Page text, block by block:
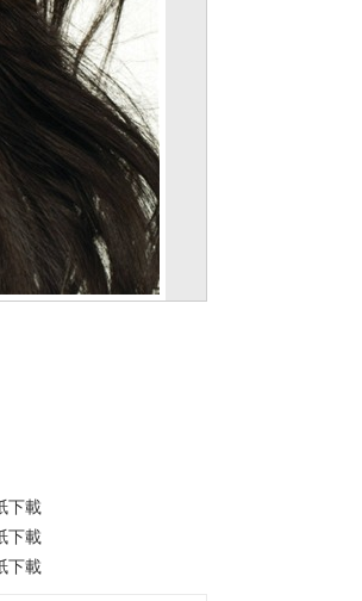
下載
下載
下載